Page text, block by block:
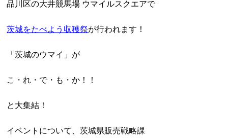
品川区の大井競馬場 ウマイルスクエアで
茨城をたべよう収穫祭が行われます！
「茨城のウマイ」が
こ・れ・で・も・か！！
と大集結！
イベントについて、茨城県販売戦略課